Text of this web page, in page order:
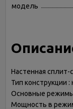
модель
Настенная сплит-
Тип конструкции
Основные
Мощность в